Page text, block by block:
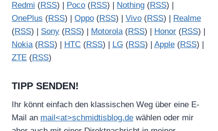
Redmi (RSS) | Poco (RSS) | Nothing (RSS) |
OnePlus (RSS) | Oppo (RSS) | Vivo (RSS) |
Realme
(RSS) | Sony (RSS) | Motorola(RSS) | Honor (RSS) |
Nokia(RSS) | HTC (RSS) | LG (RSS) | Apple (RSS) |
ZTE (RSS)
TIPP SENDEN!
Ihr könnt einfach den klassischen Weg über eine E-
Mail an mail<at>schmidtisblog.de wählen oder mir